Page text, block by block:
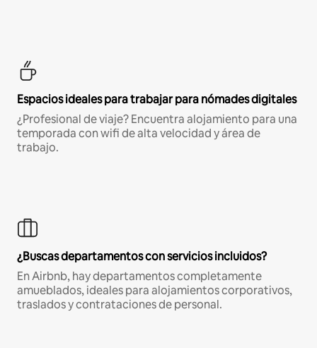
Espacios ideales para trabajar para nómades digitales
¿Profesional de viaje? Encuentra alojamiento para una
temporada con wifi de alta velocidad y área de
trabajo.
¿Buscas departamentos con servicios incluidos?
En Airbnb, hay departamentos completamente
amueblados, ideales para alojamientos corporativos,
traslados y contrataciones de personal.